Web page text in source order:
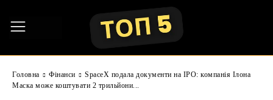
Головна Фінанси
SpaceX подала документи на IPO: компанія Ілона
Маска може коштувати 2 трильйони...